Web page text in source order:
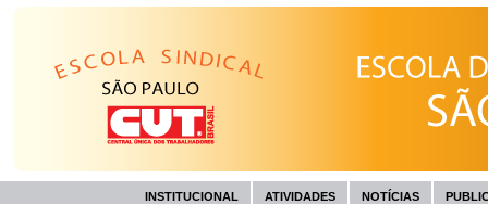
INSTITUCIONAL ATIVIDADES NOTÍCIAS